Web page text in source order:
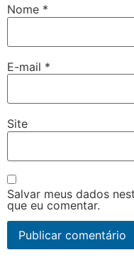
Nome *
E-mail *
Site
Salvar meus dados
que eu comentar.